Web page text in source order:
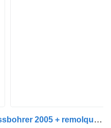
Mercedes-Benz Actros + Kassbohrer 2005 + remolque portacoches